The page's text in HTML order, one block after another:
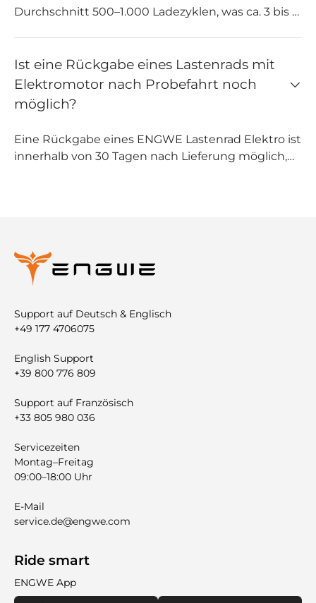
immer die technischen Daten Ihres lastenrad e
bikes, bevor Sie am Straßenverkehr teilnehmen.
Durchschnitt 500–1.000 Ladezyklen, was ca. 3 bis 5
Unterstützungsstufe und dem Gelände ab. Mit
guter Pflege – z. B. Laden vor vollständiger
Entladung und Lagern bei Raumtemperatur –
verlängern Sie die Lebensdauer des Akkus
Ist eine Rückgabe eines Lastenrads mit
Elektromotor nach Probefahrt noch
möglich?
Eine Rückgabe eines ENGWE Lastenrad Elektro ist
innerhalb von 30 Tagen nach Lieferung möglich,
unseren Kundenservice für genaue Anweisungen.
Support auf Deutsch & Englisch
+49 177 4706075
English Support
+39 800 776 809
Support auf Französisch
+33 805 980 036
Servicezeiten
Montag–Freitag
09:00–18:00 Uhr
E-Mail
service.de@engwe.com
Ride smart
ENGWE App